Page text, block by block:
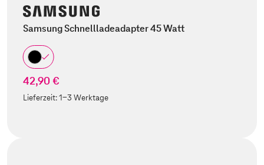
Samsung Schnellladeadapter 45 Watt
42,90 €
Lieferzeit:1-3 Werktage